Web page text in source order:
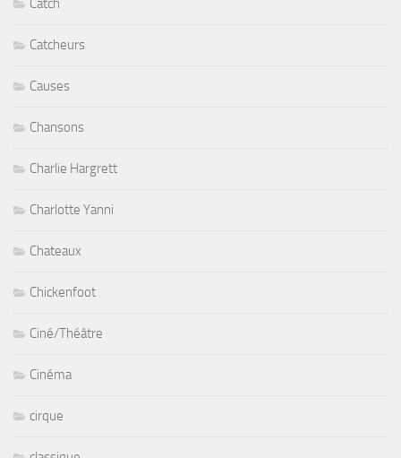
Catch
Catcheurs
Causes
Chansons
Charlie Hargrett
Charlotte Yanni
Chateaux
Chickenfoot
Ciné/Théâtre
Cinéma
cirque